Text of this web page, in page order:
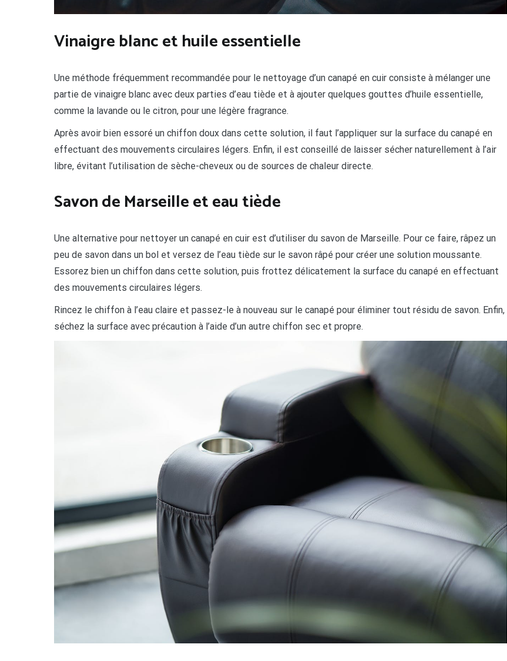
Vinaigre blanc et huile essentielle
Une méthode fréquemment recommandée pour le nettoyage d’un canapé en cuir consiste à mélanger une
partie de vinaigre blanc avec deux parties d’eau tiède et à ajouter quelques gouttes d’huile essentielle,
comme la lavande ou le citron, pour une légère fragrance.
Après avoir bien essoré un chiffon doux dans cette solution, il faut l’appliquer sur la surface du canapé en
effectuant des mouvements circulaires légers. Enfin, il est conseillé de laisser sécher naturellement à l’air
libre, évitant l’utilisation de sèche-cheveux ou de sources de chaleur directe.
Savon de Marseille et eau tiède
Une alternative pour nettoyer un canapé en cuir est d’utiliser du savon de Marseille. Pour ce faire, râpez un
peu de savon dans un bol et versez de l’eau tiède sur le savon râpé pour créer une solution moussante.
Essorez bien un chiffon dans cette solution, puis frottez délicatement la surface du canapé en effectuant
des mouvements circulaires légers.
Rincez le chiffon à l’eau claire et passez-le à nouveau sur le canapé pour éliminer tout résidu de savon. Enfin,
séchez la surface avec précaution à l’aide d’un autre chiffon sec et propre.